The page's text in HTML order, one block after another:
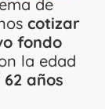
de
cotizar
fondo
la edad
años